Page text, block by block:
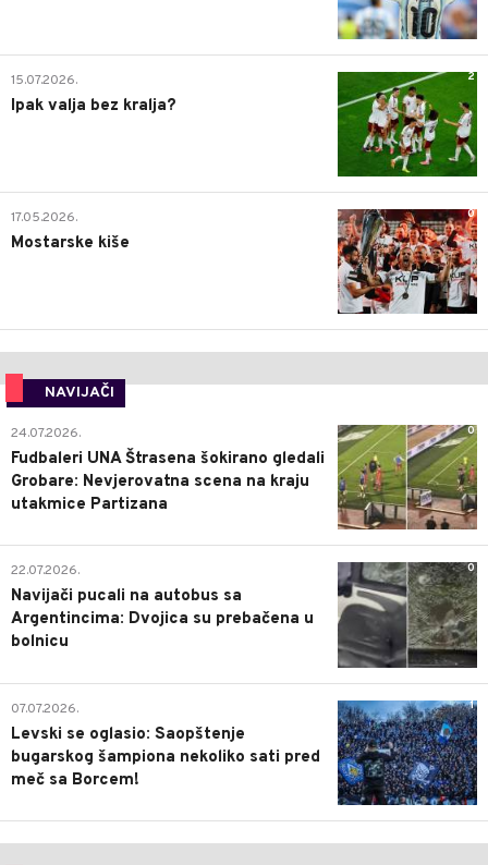
2
15.07.2026.
Ipak valja bez kralja?
0
17.05.2026.
Mostarske kiše
NAVIJAČI
0
24.07.2026.
Fudbaleri UNA Štrasena šokirano gledali
Grobare: Nevjerovatna scena na kraju
utakmice Partizana
0
22.07.2026.
Navijači pucali na autobus sa
Argentincima: Dvojica su prebačena u
bolnicu
1
07.07.2026.
Levski se oglasio: Saopštenje
bugarskog šampiona nekoliko sati pred
meč sa Borcem!